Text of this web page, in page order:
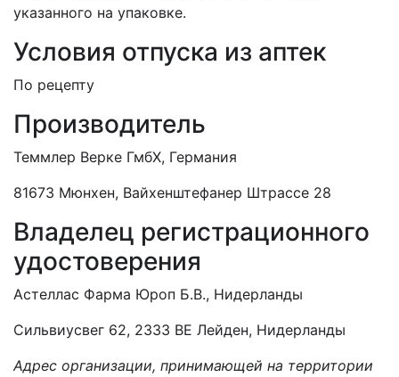
указанного на упаковке.
Условия отпуска из аптек
По рецепту
Производитель
Теммлер Верке ГмбХ, Германия
81673 Мюнхен, Вайхенштефанер Штрассе 28
Владелец регистрационного
удостоверения
Астеллас Фарма Юроп Б.В., Нидерланды
Сильвиусвег 62, 2333 ВЕ Лейден, Нидерланды
Адрес организации, принимающей на территории